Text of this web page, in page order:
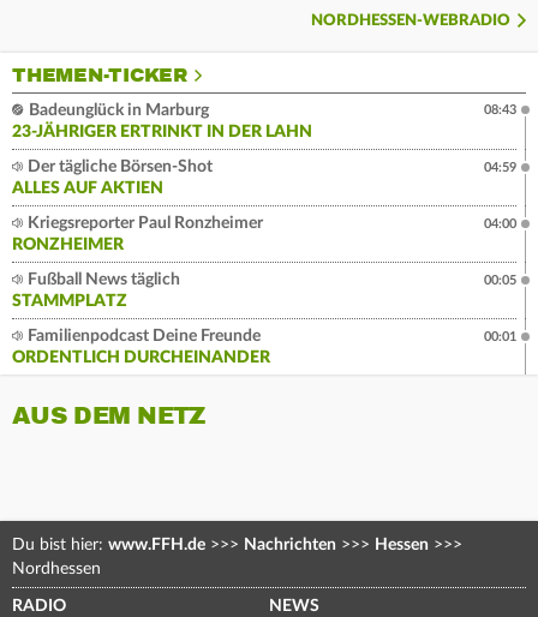
NORDHESSEN-WEBRADIO
THEMEN-TICKER
Badeunglück in Marburg
23-JÄHRIGER ERTRINKT IN DER LAHN
08:43
Der tägliche Börsen-Shot
ALLES AUF AKTIEN
04:59
Kriegsreporter Paul Ronzheimer
RONZHEIMER
04:00
Fußball News täglich
STAMMPLATZ
00:05
Familienpodcast Deine Freunde
ORDENTLICH DURCHEINANDER
00:01
AUS DEM NETZ
Du bist hier: www.FFH.de >>> Nachrichten >>> Hessen >>>
Nordhessen
RADIO NEWS